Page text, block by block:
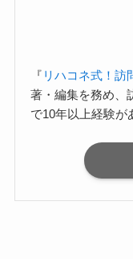
『 リハコネ式！訪
著・編集を務め、
で10年以上経験が